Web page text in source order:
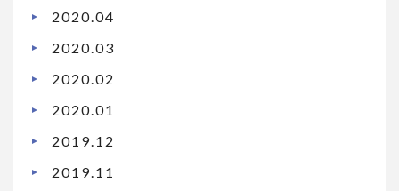
2020.04
2020.03
2020.02
2020.01
2019.12
2019.11